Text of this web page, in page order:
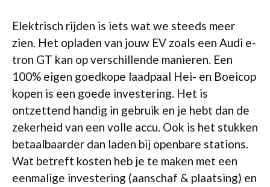
Elektrisch rijden is iets wat we steeds meer
zien. Het opladen van jouw EV zoals een Audi e-
tron GT kan op verschillende manieren. Een
100% eigen goedkope laadpaal Hei- en Boeicop
kopen is een goede investering. Het is
ontzettend handig in gebruik en je hebt dan de
zekerheid van een volle accu. Ook is het stukken
betaalbaarder dan laden bij openbare stations.
Wat betreft kosten heb je te maken met een
eenmalige investering (aanschaf & plaatsing) en